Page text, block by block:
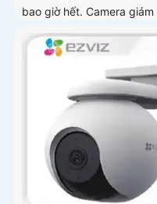
bao giờ hết. Camera
mọi hoạt động xung
bạn và những người thân